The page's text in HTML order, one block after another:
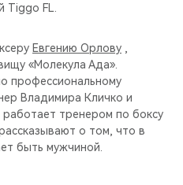
Tiggo FL.
Евгению Орлову
«Молекула Ада».
профессиональному
Владимира Кличко и
работает тренером по боксу
о том, что в
быть мужчиной.